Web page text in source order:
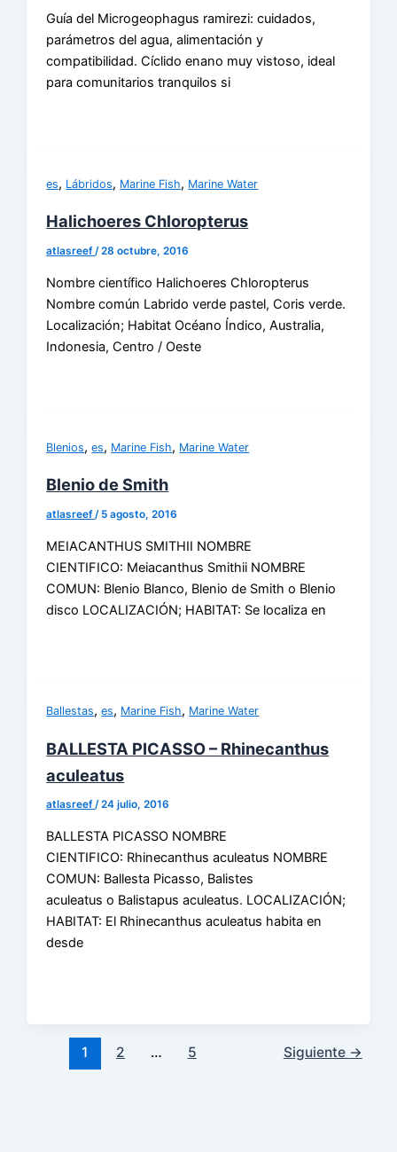
Guía del Microgeophagus ramirezi: cuidados,
parámetros del agua, alimentación y
compatibilidad. Cíclido enano muy vistoso, ideal
para comunitarios tranquilos si
es, Lábridos, Marine Fish, Marine Water
Halichoeres Chloropterus
atlasreef/28 octubre, 2016
Nombre científico Halichoeres Chloropterus
Nombre común Labrido verde pastel, Coris verde.
Localización; Habitat Océano Índico, Australia,
Indonesia, Centro / Oeste
Blenios,es, Marine Fish, Marine Water
Blenio de Smith
atlasreef/ 5 agosto, 2016
MEIACANTHUS SMITHII NOMBRE
CIENTIFICO: Meiacanthus Smithii NOMBRE
COMUN: Blenio Blanco, Blenio de Smith o Blenio
disco LOCALIZACIÓN; HABITAT: Se localiza en
Ballestas,es, Marine Fish, Marine Water
BALLESTA PICASSO – Rhinecanthus
aculeatus
atlasreef/24 julio, 2016
BALLESTA PICASSO NOMBRE
CIENTIFICO: Rhinecanthus aculeatus NOMBRE
COMUN: Ballesta Picasso, Balistes
aculeatus o Balistapus aculeatus. LOCALIZACIÓN;
HABITAT: El Rhinecanthus aculeatus habita en
desde
1 2 … 5 Siguiente →